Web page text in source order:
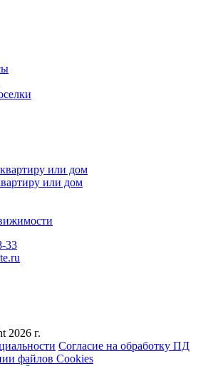
или дом
или дом
33
2026 г.
Согласие на обработку ПД
файлов Cookies